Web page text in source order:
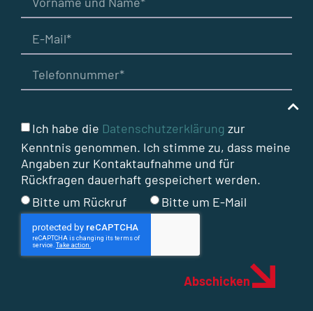
Ich habe die Datenschutzerklärung zur
Kenntnis genommen. Ich stimme zu, dass meine
Angaben zur Kontaktaufnahme und für
Rückfragen dauerhaft gespeichert werden.
Bitte um Rückruf
Bitte um E-Mail
Abschicken